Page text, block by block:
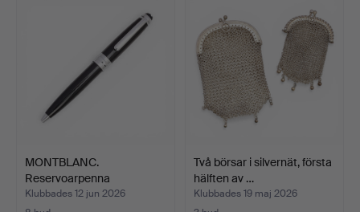
MONTBLANC.
Reservoarpenna
Meisterstück lit…
Klubbades 12 jun 2026
Två börsar i silvernät, första
hälften av …
Klubbades 19 maj 2026